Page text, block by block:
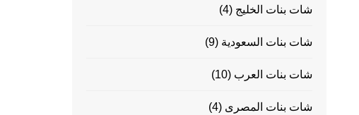
شات بنات الخليج (4)
شات بنات السعودية (9)
شات بنات العرب (10)
شات بنات المصرى (4)